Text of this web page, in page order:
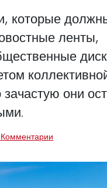
которые
ленты,
зачастую они